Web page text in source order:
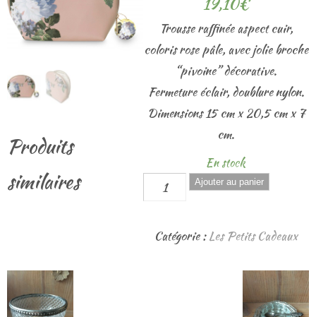
Trousse raffinée aspect cuir,
coloris rose pâle, avec jolie broche
“pivoine” décorative.
Fermeture éclair, doublure nylon.
Dimensions 15 cm x 20,5 cm x 7
cm.
En stock
quantité
de
Maquillage
Ajouter au panier
Catégorie :Les Petits Cadeaux
Produits
similaires